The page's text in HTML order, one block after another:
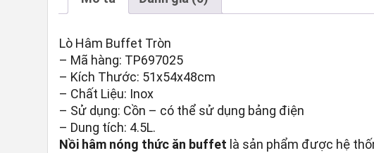
Lò Hâm Buffet Tròn
– Mã hàng: TP697025
– Kích Thước: 51x54x48cm
– Chất Liệu: Inox
– Sử dụng: Cồn – có thể sử dụng bảng điện
– Dung tích: 4.5L.
Nồi hâm nóng thức ăn buffet là sản phẩm được hệ